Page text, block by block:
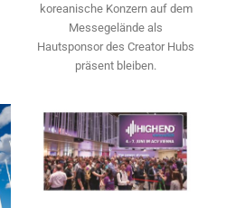
koreanische Konzern auf dem
Messegelände als
Hautsponsor des Creator Hubs
präsent bleiben.